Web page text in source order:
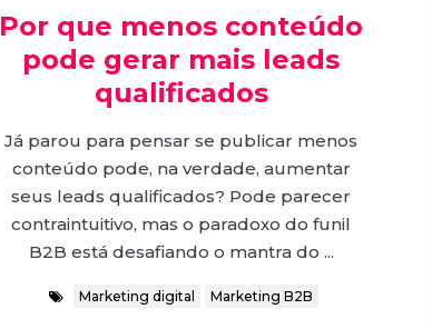
Por que menos conteúdo
pode gerar mais leads
qualificados
Já parou para pensar se publicar menos
conteúdo pode, na verdade, aumentar
seus leads qualificados? Pode parecer
contraintuitivo, mas o paradoxo do funil
B2B está desafiando o mantra do ...
Marketing digital Marketing B2B